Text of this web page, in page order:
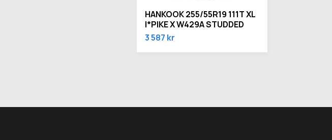
HANKOOK 255/55R19 111T XL
I*PIKE X W429A STUDDED
3 587 kr